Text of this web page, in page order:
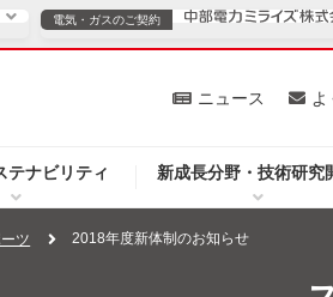
テナビリティ 新成長分野・技術研究
ニュース
ご案内
電気・ガスのご契約
約
個人のお客さま
ツ 2018年度新体制のお知らせ